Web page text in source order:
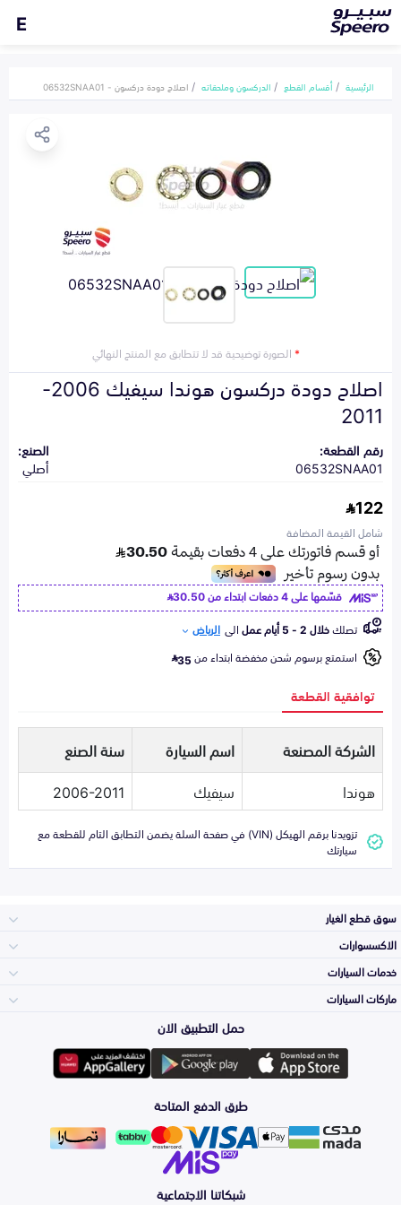
E
الرئيسية أقسام القطع الدركسون وملحقاته اصلاح دودة دركسون - 06532SNAA01
*الصورة توضيحية قد لا تتطابق مع المنتج النهائي
اصلاح دودة دركسون هوندا سيفيك 2006-
2011
رقم القطعة:
06532SNAA01
الصنع:
أصلي
122
شامل القيمة المضافة
قسّمها على 4 دفعات ابتداء من
30.50
تصلكخلال 2 - 5 أيام عمل الى الرياض
استمتع برسوم شحن مخفضة ابتداء من35
توافقية القطعة
الشركة المصنعة اسم السيارة
سنة الصنع
هوندا
سيفيك 2006-2011
تزويدنا برقم الهيكل (VIN) في صفحة السلة يضمن التطابق التام للقطعة مع
سيارتك
سوق قطع الغيار
المكائن، القيرات
وملحقاتها
الشمعات
والاصطبات (الاضاءة)
الفرامل والأقمشة
الاكسسوارات
لوازم الرحلات
اكسسوارات العناية
خدمات السيارات
الأكثر مبيعاً
التلميع والعناية
ماركات السيارات
تويوتا
هيونداي
كيا
حمل التطبيق الان
طرق الدفع المتاحة
شبكاتنا الاجتماعية